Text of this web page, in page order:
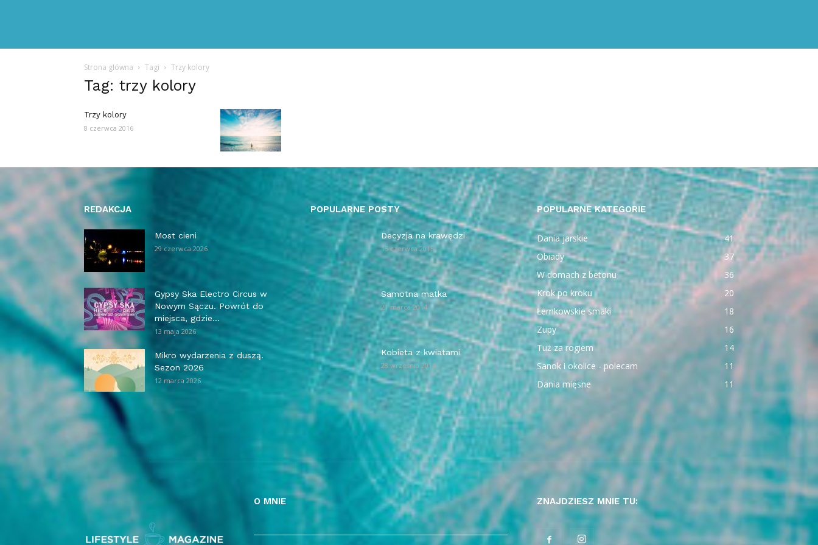
Strona główna Tagi Trzy kolory
Tag: trzy kolory
Trzy kolory
8 czerwca 2016
REDAKCJA
Most cieni
29 czerwca 2026
Gypsy Ska Electro Circus w
Nowym Sączu. Powrót do
miejsca, gdzie...
13 maja 2026
Mikro wydarzenia z duszą.
Sezon 2026
12 marca 2026
POPULARNE POSTY
Decyzja na krawędzi
15 czerwca 2015
Samotna matka
21 marca 2014
Kobieta z kwiatami
28 września 2014
POPULARNE KATEGORIE
Dania jarskie
41
Obiady
37
W domach z betonu
36
Krok po kroku
20
Łemkowskie smaki
18
Zupy
16
Tuż za rogiem
14
Sanok i okolice - polecam
11
Dania mięsne
11
O MNIE ZNAJDZIESZ MNIE TU: